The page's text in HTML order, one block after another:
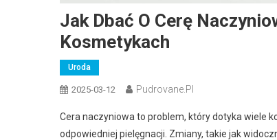
Jak Dbać O Cerę
Kosmetykach
Uroda
2025-03-12 Pudrovane.pl
Cera naczyniowa to problem, który dotyka wiele
odpowiedniej pielęgnacji. Zmiany, takie jak